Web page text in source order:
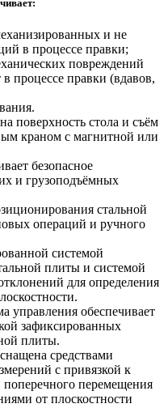
и не
в процессе правки;
повреждений
процессе правки (вдавов,
поверхность стола и съём
краном с магнитной или
безопасное
и грузоподъёмных
стальной
операций и ручного
системой
плиты и системой
для определения
управления обеспечивает
зафиксированных
плиты.
средствами
с привязкой к
перемещения
от плоскостности